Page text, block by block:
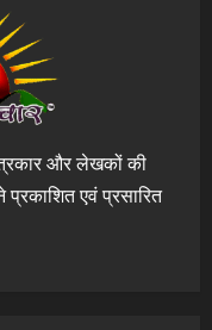
और लेखकों की
एवं प्रसारित